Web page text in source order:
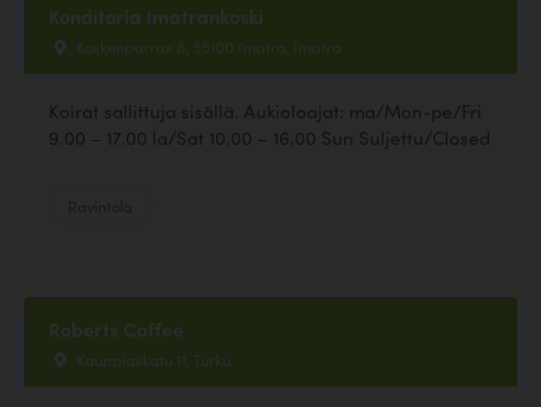
Konditoria Imatrankoski
Koskenparras 8, 55100 Imatra, Imatra
Koirat sallittuja sisällä. Aukioloajat: ma/Mon-pe/Fri
9.00 – 17.00 la/Sat 10.00 – 16.00 Sun Suljettu/Closed
Roberts Coffee
Kauppiaskatu 11, Turku